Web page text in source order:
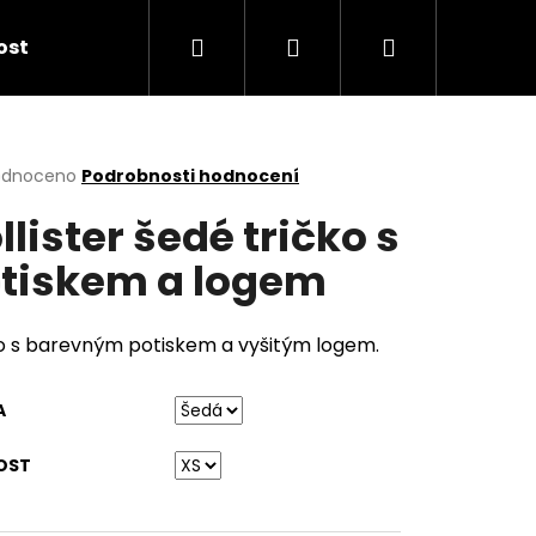
Hledat PřihlášeníNákupní
Podrobnosti hodnocení
šedé tričko s
a logem
s barevným potiskem a vyšitým logem.